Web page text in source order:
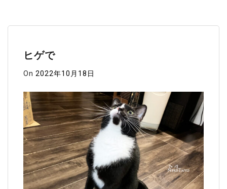
ヒゲで
On 2022年10月18日